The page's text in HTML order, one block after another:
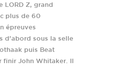
LORD Z, grand
plus de 60
épreuves
d’abord sous la selle
puis Beat
finir John Whitaker. Il